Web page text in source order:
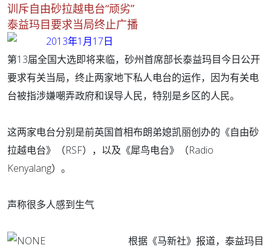
训斥自由砂拉越电台“顽劣”
泰益玛目要求当局终止广播
2013年1月17日
第13届全国大选即将来临，砂州首席部长泰益玛目今日公开
要求有关当局，终止两家地下私人电台的运作，因为有关电
台被指涉嫌嘲弄政府和误导人民，特别是乡区的人民。
这两家电台分别是前英国首相布朗弟媳凯丽创办的《自由砂
拉越电台》（RSF），以及《犀鸟电台》（Radio
Kenyalang）。
声称很多人感到生气
根据《马新社》报道，泰益玛目